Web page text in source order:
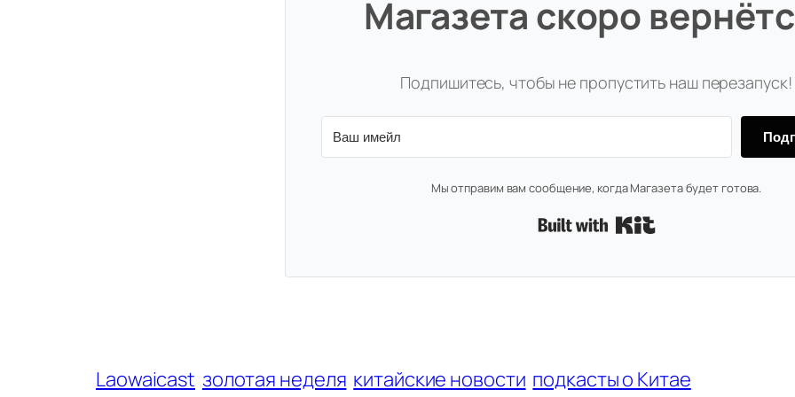
Магазета скоро
Подпишитесь, чтобы не пропустить наш перезапуск!
Мы отправим вам сообщение, когда Магазета будет готова.
Built with Kit
Laowaicast золотая неделя китайские новости подкасты о Китае